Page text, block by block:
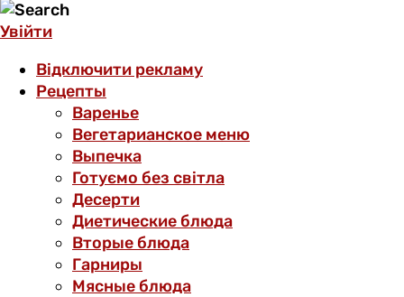
Увійти
Відключити рекламу
Рецепты
Варенье
Вегетарианское меню
Выпечка
Готуємо без світла
Десерти
Диетические блюда
Вторые блюда
Гарниры
Мясные блюда